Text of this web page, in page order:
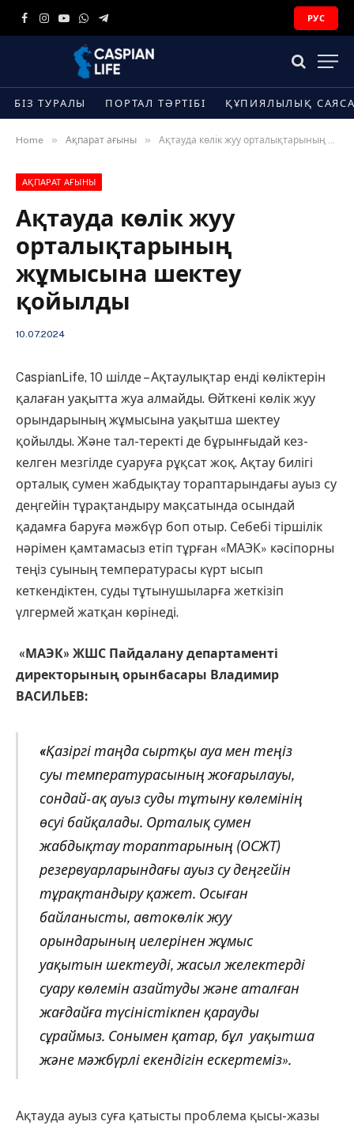
Facebook
Instagram
YouTube
WhatsApp
Telegram
РУС
БІЗ ТУРАЛЫ ПОРТАЛ ТӘРТІБІ ҚҰПИЯЛЫЛЫҚ
Home » Ақпарат ағыны » Ақтауда көлік жуу орталықтарының жұмысына шектеу қойылды
АҚПАРАТ АҒЫНЫ
Ақтауда көлік жуу
орталықтарының
жұмысына шектеу
қойылды
10.07.2024
CaspianLife, 10 шілде – Ақтаулықтар енді көліктерін
қалаған уақытта жуа алмайды. Өйткені көлік жуу
орындарының жұмысына уақытша шектеу
қойылды. Және тал-теректі де бұрынғыдай кез-
келген мезгілде суаруға рұқсат жоқ. Ақтау билігі
орталық сумен жабдықтау тораптарындағы ауыз су
деңгейін тұрақтандыру мақсатында осындай
қадамға баруға мәжбүр боп отыр. Себебі тіршілік
нәрімен қамтамасыз етіп тұрған «МАЭК» кәсіпорны
теңіз суының температурасы күрт ысып
кеткендіктен, суды тұтынушыларға жеткізіп
үлгермей жатқан көрінеді.
«МАЭК» ЖШС Пайдалану департаменті
директорының орынбасары Владимир
ВАСИЛЬЕВ:
«Қазіргі таңда сыртқы ауа мен теңіз
суы температурасының жоғарылауы,
сондай-ақ ауыз суды тұтыну көлемінің
өсуі байқалады. Орталық сумен
жабдықтау тораптарының (ОСЖТ)
резервуарларындағы ауыз су деңгейін
тұрақтандыру қажет. Осыған
байланысты, автокөлік жуу
орындарының иелерінен жұмыс
уақытын шектеуді, жасыл желектерді
суару көлемін азайтуды және аталған
жағдайға түсіністікпен қарауды
сұраймыз. Сонымен қатар, бұл уақытша
және мәжбүрлі екендігін ескертеміз».
Ақтауда ауыз суға қатысты проблема қысы-жазы